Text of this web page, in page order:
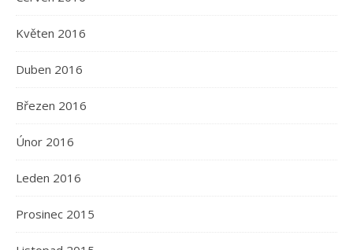
Květen 2016
Duben 2016
Březen 2016
Únor 2016
Leden 2016
Prosinec 2015